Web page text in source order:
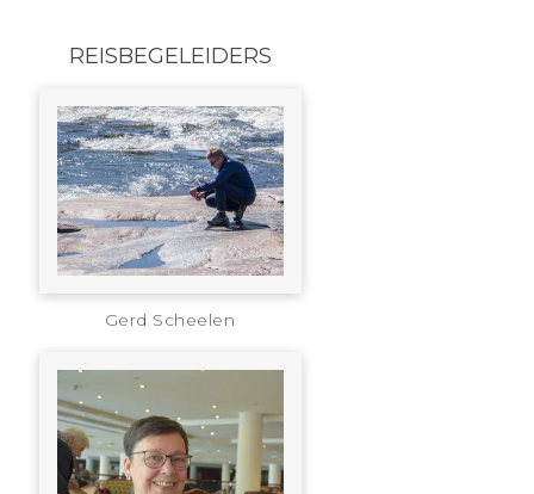
REISBEGELEIDERS
Gerd Scheelen